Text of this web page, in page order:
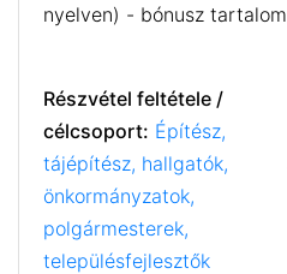
nyelven) - bónusz tartalom
Részvétel feltétele /
célcsoport: Építész,
tájépítész, hallgatók,
önkormányzatok,
polgármesterek,
településfejlesztők